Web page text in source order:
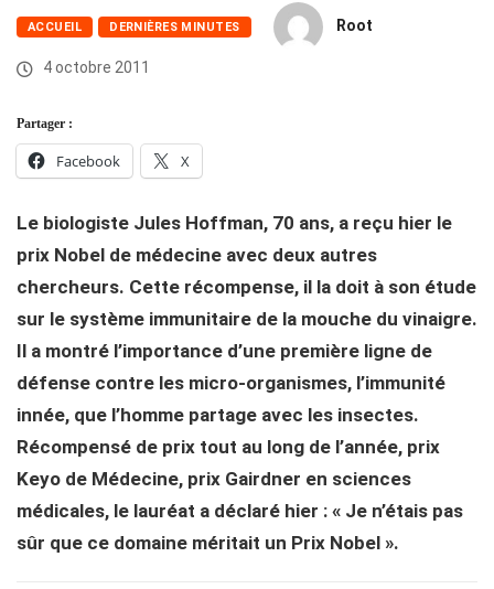
ACCUEIL DERNIÈRES MINUTES Root
4 octobre 2011
Partager :
Facebook X
Le biologiste Jules Hoffman, 70 ans, a reçu hier le
prix Nobel de médecine avec deux autres
chercheurs. Cette récompense, il la doit à son étude
sur le système immunitaire de la mouche du vinaigre.
Il a montré l’importance d’une première ligne de
défense contre les micro-organismes, l’immunité
innée, que l’homme partage avec les insectes.
Récompensé de prix tout au long de l’année, prix
Keyo de Médecine, prix Gairdner en sciences
médicales, le lauréat a déclaré hier : « Je n’étais pas
sûr que ce domaine méritait un Prix Nobel ».